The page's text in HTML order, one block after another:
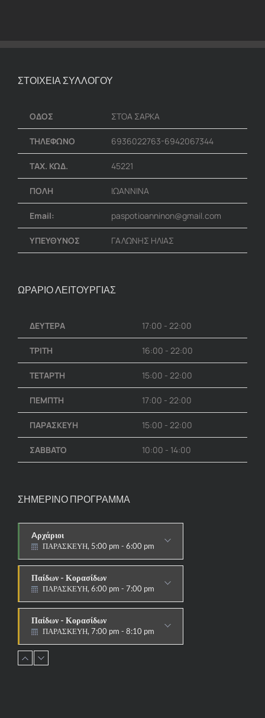
ΣΤΟΙΧΕΙΑ ΣΥΛΛΟΓΟΥ
ΟΔΟΣ ΣΤΟΑ ΣΑΡΚΑ
ΤΗΛΕΦΩΝΟ 6936022763-6942067344
ΤΑΧ. ΚΩΔ. 45221
ΠΟΛΗ ΙΩΑΝΝΙΝΑ
Email: paspotioanninon@gmail.com
ΥΠΕΥΘΥΝΟΣ ΓΑΛΩΝΗΣ ΗΛΙΑΣ
ΩΡΑΡΙΟ ΛΕΙΤΟΥΡΓΙΑΣ
ΔΕΥΤΕΡΑ 17:00 - 22:00
ΤΡΙΤΗ 16:00 - 22:00
ΤΕΤΑΡΤΗ 15:00 - 22:00
ΠΕΜΠΤΗ 17:00 - 22:00
ΠΑΡΑΣΚΕΥΗ 15:00 - 22:00
ΣΑΒΒΑΤΟ 10:00 - 14:00
ΣΗΜΕΡΙΝΟ ΠΡΟΓΡΑΜΜΑ
Aρχάριοι
ΠΑΡΑΣΚΕΥΗ, 5:00 pm - 6:00 pm
Παίδων - Κορασίδων
ΠΑΡΑΣΚΕΥΗ, 6:00 pm - 7:00 pm
Παίδων - Κορασίδων
ΠΑΡΑΣΚΕΥΗ, 7:00 pm - 8:10 pm
Εφήβων - Νεανίδων